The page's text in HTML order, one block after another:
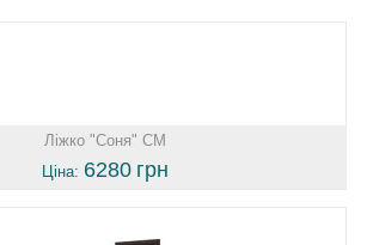
Ліжко "Соня" СМ
Ціна: 6280 грн